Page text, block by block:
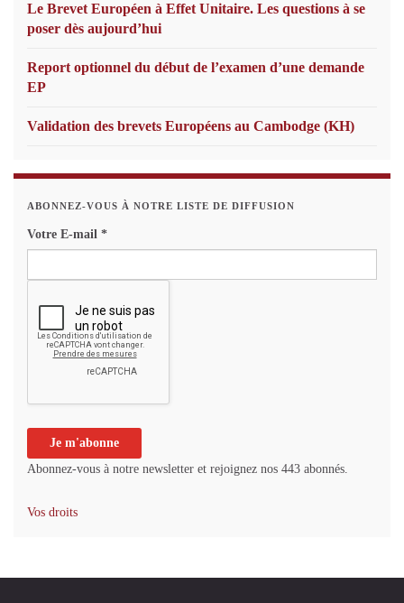
Le Brevet Européen à Effet Unitaire. Les questions à se
poser dès aujourd’hui
Report optionnel du début de l’examen d’une demande
EP
Validation des brevets Européens au Cambodge (KH)
ABONNEZ-VOUS À NOTRE LISTE DE DIFFUSION
Votre E-mail *
Abonnez-vous à notre newsletter et rejoignez nos 443 abonnés.
Vos droits